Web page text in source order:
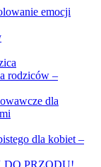
emocji
rodziców –
dla
dla kobiet –
DO PRZODU!